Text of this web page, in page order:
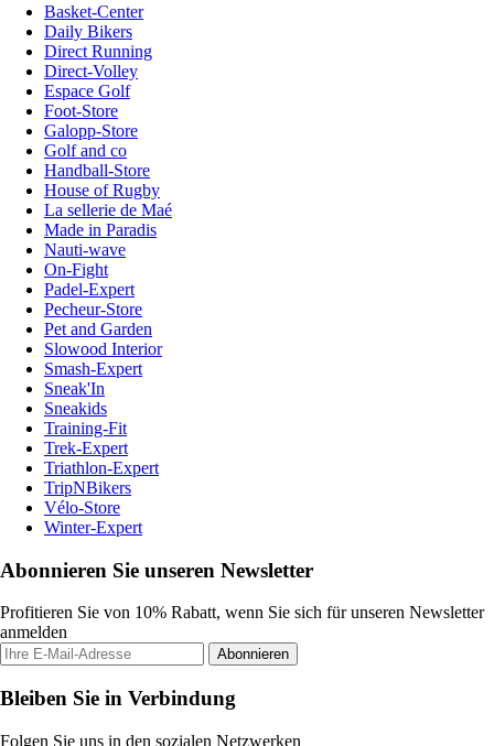
Basket-Center
Daily Bikers
Direct Running
Direct-Volley
Espace Golf
Foot-Store
Galopp-Store
Golf and co
Handball-Store
House of Rugby
La sellerie de Maé
Made in Paradis
Nauti-wave
On-Fight
Padel-Expert
Pecheur-Store
Pet and Garden
Slowood Interior
Smash-Expert
Sneak'In
Sneakids
Training-Fit
Trek-Expert
Triathlon-Expert
TripNBikers
Vélo-Store
Winter-Expert
Abonnieren Sie unseren Newsletter
Profitieren Sie von 10% Rabatt, wenn Sie sich für unseren Newsletter
anmelden
Abonnieren
Bleiben Sie in Verbindung
Folgen Sie uns in den sozialen Netzwerken